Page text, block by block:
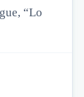
“Lo